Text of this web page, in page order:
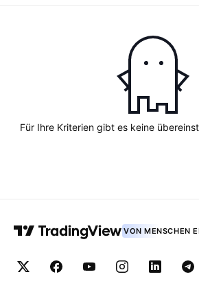
Für Ihre Kriterien gibt es keine
VON MENSCHEN